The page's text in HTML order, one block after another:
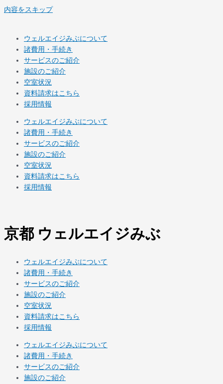
内容をスキップ
ウェルエイジみぶについて
諸費用・手続き
サービスのご紹介
施設のご紹介
空室状況
資料請求はこちら
採用情報
ウェルエイジみぶについて
諸費用・手続き
サービスのご紹介
施設のご紹介
空室状況
資料請求はこちら
採用情報
京都 ウェルエイジみぶ
ウェルエイジみぶについて
諸費用・手続き
サービスのご紹介
施設のご紹介
空室状況
資料請求はこちら
採用情報
ウェルエイジみぶについて
諸費用・手続き
サービスのご紹介
施設のご紹介